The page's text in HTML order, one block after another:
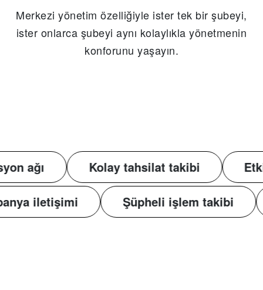
Merkezi yönetim özelliğiyle ister tek bir şubeyi,
ister onlarca şubeyi aynı kolaylıkla yönetmenin
konforunu yaşayın.
Kolay tahsilat takibi Etkin
kampanya iletişimi Şüpheli işlem